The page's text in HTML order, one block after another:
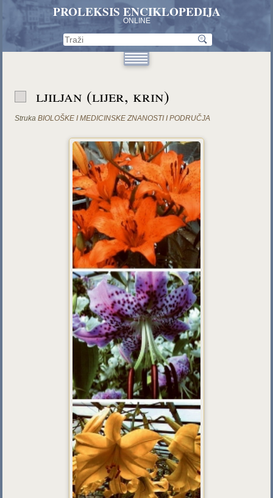
PROLEKSIS ENCIKLOPEDIJA
ONLINE
ljiljan (lijer, krin)
Struka BIOLOŠKE I MEDICINSKE ZNANOSTI I PODRUČJA